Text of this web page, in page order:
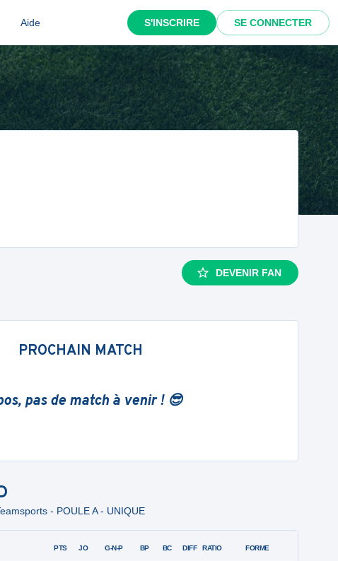
Aide S'INSCRIRE SE CONNECTER
DEVENIR FAN
PROCHAIN MATCH
pas de match à venir ! 😎
- POULE A - UNIQUE
PTS JO G-N-P BP BC DIFF RATIO FORME